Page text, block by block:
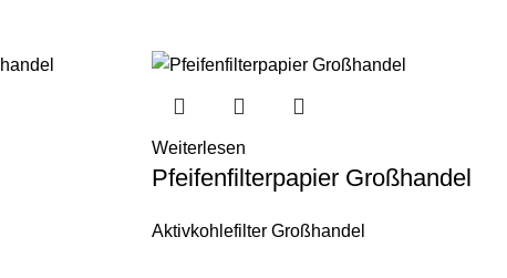
Weiterlesen
Pfeifenfilterpapier Großhandel
Aktivkohlefilter Großhandel